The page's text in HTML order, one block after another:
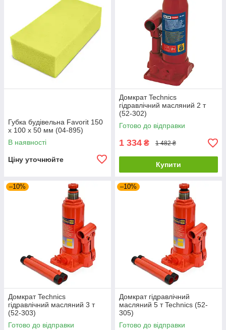
Губка будівельна Favorit 150
х 100 х 50 мм (04-895)
В наявності
Ціну уточнюйте
Домкрат Technics
гідравлічний масляний 2 т
(52-302)
Готово до відправки
1 334 ₴ 1 482 ₴
Купити
–10%
Домкрат Technics
гідравлічний масляний 3 т
(52-303)
Готово до відправки
–10%
Домкрат гідравлічний
масляний 5 т Technics (52-
305)
Готово до відправки